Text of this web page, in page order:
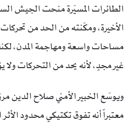
الطائرات المسيّرة منحت الجيش
الأخيرة، ومكّنته من الحد من
مساحات واسعة ومهاجمة المدن،
غير مجدٍ، لأنه يحد من التحركات
ويوسّع الخبير الأمني صلاح الدين
معتبراً أنه تفوق تكتيكي محدود الأثر